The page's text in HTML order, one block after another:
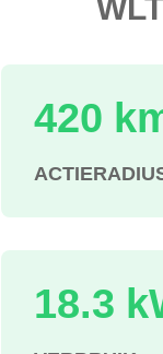
420
18.3